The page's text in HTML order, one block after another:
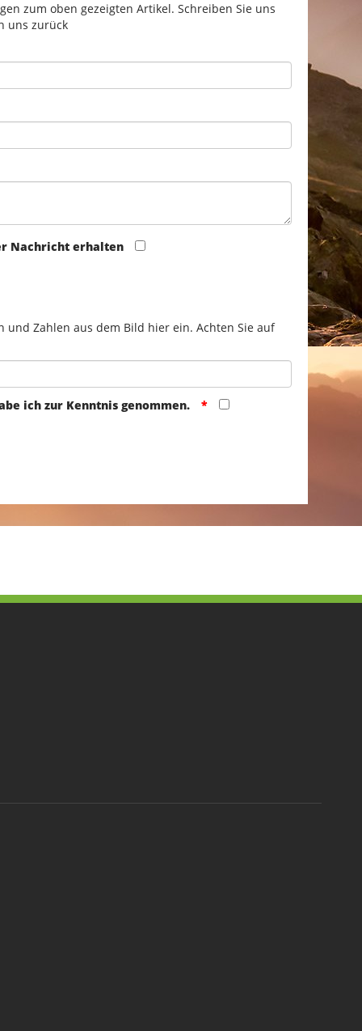
zum oben gezeigten Artikel. Schreiben Sie uns
uns zurück
Nachricht erhalten
und Zahlen aus dem Bild hier ein. Achten Sie auf
ich zur Kenntnis genommen.